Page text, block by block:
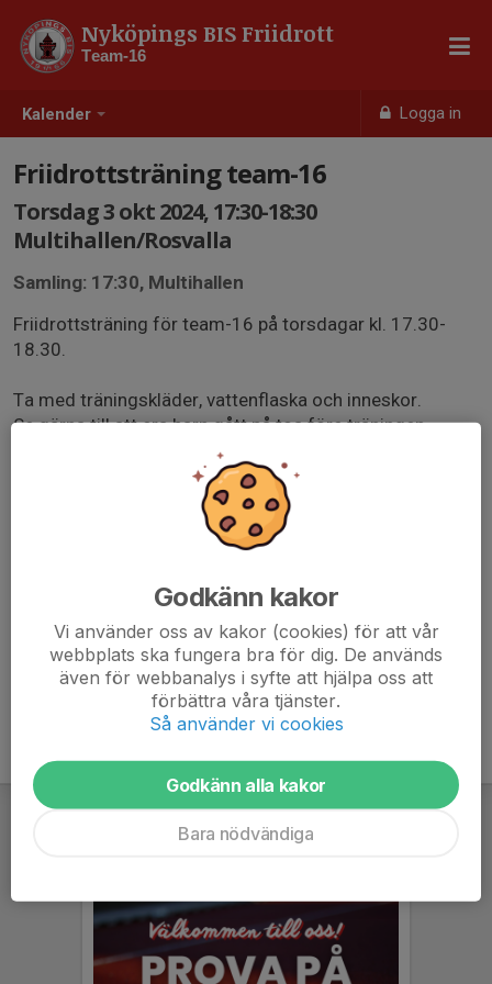
Kalender Logga in
Nyköpings BIS Friidrott
Team-16
Friidrottsträning team-16
Torsdag 3 okt 2024, 17:30-18:30
Multihallen/Rosvalla
Samling: 17:30, Multihallen
Friidrottsträning för team-16 på torsdagar kl. 17.30-
18.30.
Ta med träningskläder, vattenflaska och inneskor.
Se gärna till att era barn gått på toa före träningen
Tacksamma om ni anmäler er barn inför varje träning så
vi vet hur många som kommer!
//Tränargruppen team-16Godkänn kakor
Vi använder oss av kakor (cookies) för att vår
webbplats ska fungera bra för dig. De används
även för webbanalys i syfte att hjälpa oss att
förbättra våra tjänster.
Så använder vi cookies
Godkänn alla kakor
Bara nödvändiga